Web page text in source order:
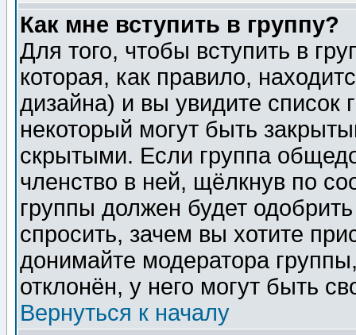
Как мне вступить в группу?
Для того, чтобы вступить в
которая, как правило,
дизайна) и вы увидите список
некоторый могут быть
скрытыми. Если группа
членство в ней, щёлкнув по
группы должен будет
спросить, зачем вы хотите
донимайте модератора
отклонён, у него могут быть
Вернуться к началу